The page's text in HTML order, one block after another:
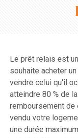
Le prêt relais est
souhaite acheter
vendre celui qu'il
atteindre 80 % de
remboursement
vendu votre
une durée